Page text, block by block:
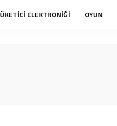
ELEKTRONİĞİ OYUN